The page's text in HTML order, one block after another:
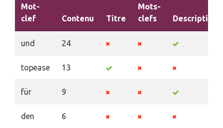
Mot-
clef
Contenu Titre
Mots-
clefs
Description
und 24
topease 13
für 9
den 6